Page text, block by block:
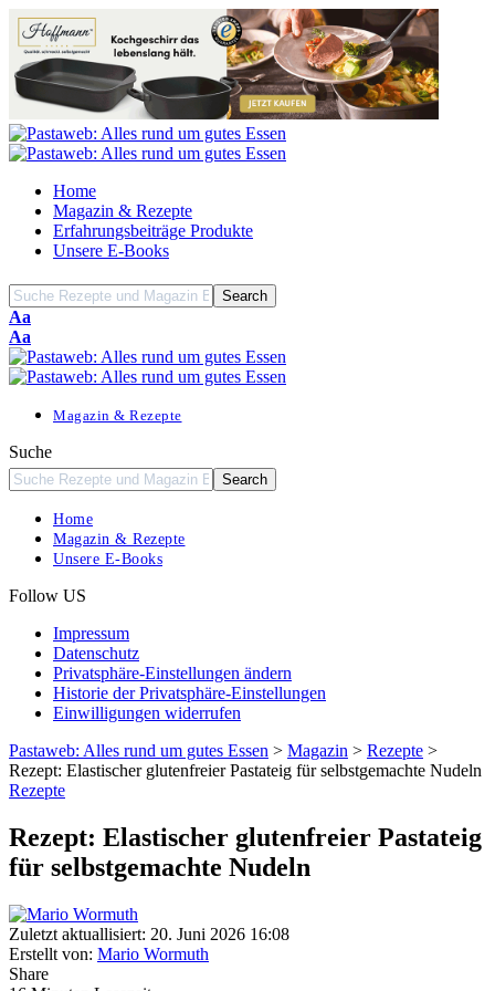
Home
Magazin & Rezepte
Erfahrungsbeiträge Produkte
Unsere E-Books
Font
Resizer
Aa
Font
Resizer
Aa
Magazin & Rezepte
Suche
Home
Magazin & Rezepte
Unsere E-Books
Follow US
Impressum
Datenschutz
Privatsphäre-Einstellungen ändern
Historie der Privatsphäre-Einstellungen
Einwilligungen widerrufen
Pastaweb: Alles rund um gutes Essen > Magazin > Rezepte >
Rezept: Elastischer glutenfreier Pastateig für selbstgemachte Nudeln
Rezepte
Rezept: Elastischer glutenfreier Pastateig
für selbstgemachte Nudeln
Zuletzt aktuallisiert: 20. Juni 2026 16:08
Erstellt von: Mario Wormuth
Share